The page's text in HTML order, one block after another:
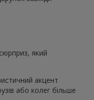
який
акцент
або колег більше